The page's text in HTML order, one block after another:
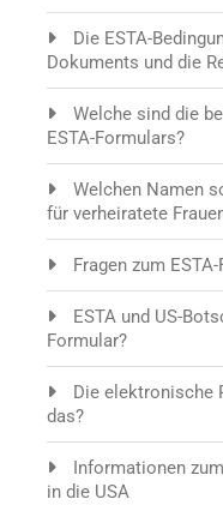
Die ESTA-
Dokuments und die
Welche sind die
ESTA-Formulars?
Welchen Namen
für verheiratete
Fragen zum
ESTA und US-
Formular?
Die elektronische
das?
Informationen
in die USA